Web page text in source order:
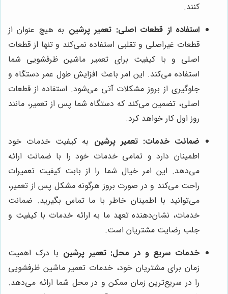
کنند.
استفاده از قطعات اصلی: تعمیر پرشین به هیچ عنوان از
قطعات غیراصلی و تقلبی استفاده نمی‌کند و تنها از قطعات
اصلی و با کیفیت برای تعمیر ماشین ظرفشویی شما
استفاده می‌کند. این امر باعث افزایش طول عمر دستگاه و
جلوگیری از بروز مشکلات آتی می‌شود. استفاده از قطعات
اصلی، تضمین می‌کند که دستگاه شما پس از تعمیر، مانند
روز اول کار خواهد کرد.
ضمانت خدمات: تعمیر پرشین به کیفیت خدمات خود
اطمینان دارد و تمامی خدمات خود را با ضمانت ارائه
می‌دهد. این امر خیال شما را از بابت کیفیت تعمیرات
راحت می‌کند و در صورت بروز هرگونه مشکل پس از تعمیر،
می‌توانید با اطمینان خاطر با ما تماس بگیرید. ضمانت
خدمات، نشان‌دهنده تعهد ما به ارائه خدمات با کیفیت و
جلب رضایت مشتریان است.
خدمات سریع و در محل: تعمیر پرشین با درک اهمیت
زمان برای مشتریان خود، خدمات تعمیر ماشین ظرفشویی
را در سریع‌ترین زمان ممکن و در محل شما ارائه می‌دهد.